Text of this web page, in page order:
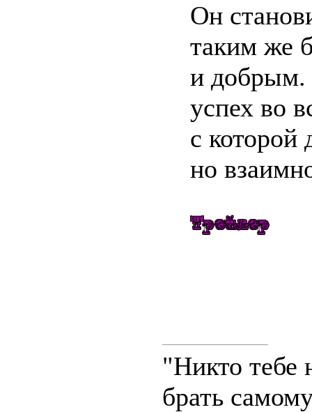
Он
таким же
и добрым.
успех во
с которой
но
"Никто тебе
брать